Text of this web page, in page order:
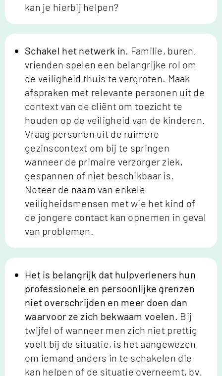
kan je hierbij helpen?
Schakel het netwerk in. Familie, buren,
vrienden spelen een belangrijke rol om
de veiligheid thuis te vergroten. Maak
afspraken met relevante personen uit de
context van de cliënt om toezicht te
houden op de veiligheid van de kinderen.
Vraag personen uit de ruimere
gezinscontext om bij te springen
wanneer de primaire verzorger ziek,
gespannen of niet beschikbaar is.
Noteer de naam van enkele
veiligheidsmensen met wie het kind of
de jongere contact kan opnemen in geval
van problemen.
Het is belangrijk dat hulpverleners hun
professionele en persoonlijke grenzen
niet overschrijden en meer doen dan
waarvoor ze zich bekwaam voelen. Bij
twijfel of wanneer men zich niet prettig
voelt bij de situatie, is het aangewezen
om iemand anders in te schakelen die
kan helpen of de situatie overneemt, bv.